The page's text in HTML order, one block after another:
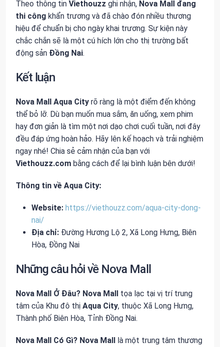
Theo thông tin Viethouzz ghi nhận, Nova Mall đang
thi công khẩn trương và đã chào đón nhiều thương
hiệu để chuẩn bị cho ngày khai trương. Sự kiện này
chắc chắn sẽ là một cú hích lớn cho thị trường bất
động sản Đồng Nai.
Kết luận
Nova Mall Aqua City rõ ràng là một điểm đến không
thể bỏ lỡ. Dù bạn muốn mua sắm, ăn uống, xem phim
hay đơn giản là tìm một nơi dạo chơi cuối tuần, nơi đây
đều đáp ứng hoàn hảo. Hãy lên kế hoạch và trải nghiệm
ngay nhé! Chia sẻ cảm nhận của bạn với
Viethouzz.com bằng cách để lại bình luận bên dưới!
Thông tin về Aqua City:
Website: https://viethouzz.com/aqua-city-dong-
nai/
Địa chỉ: Đường Hương Lộ 2, Xã Long Hưng, Biên
Hòa, Đồng Nai
Những câu hỏi về Nova Mall
Nova Mall Ở Đâu? Nova Mall tọa lạc tại vị trí trung
tâm của Khu đô thị Aqua City, thuộc Xã Long Hưng,
Thành phố Biên Hòa, Tỉnh Đồng Nai.
Nova Mall Có Gì? Nova Mall là một trung tâm thương